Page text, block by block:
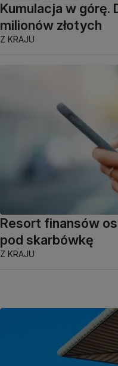
Kumulacja w górę.
milionów złotych
Z KRAJU
Resort finansów
pod skarbówkę
Z KRAJU